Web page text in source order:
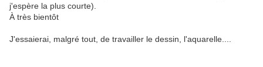
j'espère la plus courte).
À très bientôt
J'essaierai, malgré tout, de travailler le dessin, l'aquarelle....